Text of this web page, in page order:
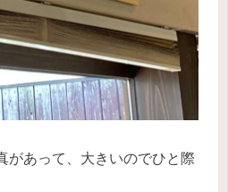
があって、大きいのでひと際